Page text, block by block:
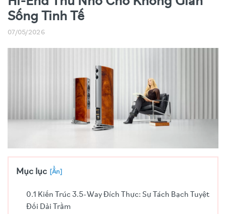
Sống Tinh Tế
07/05/2026
Mục lục [Ẩn]
0.1 Kiến Trúc 3.5-Way Đích Thực: Sự Tách Bạch Tuyệt
Đối Dải Trầm